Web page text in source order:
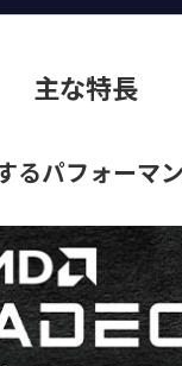
主な特長
るパフォーマ